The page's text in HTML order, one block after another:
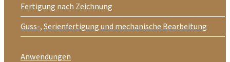
Fertigung nach Zeichnung
Guss-, Serienfertigung und mechanische Bearbeitung
Anwendungen